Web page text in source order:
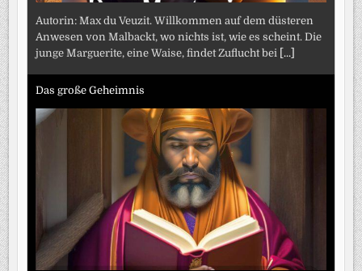
Autorin: Max du Veuzit. Willkommen auf dem düsteren
Anwesen von Malbackt, wo nichts ist, wie es scheint. Die
junge Marguerite, eine Waise, findet Zuflucht bei
[...]
Das große Geheimnis